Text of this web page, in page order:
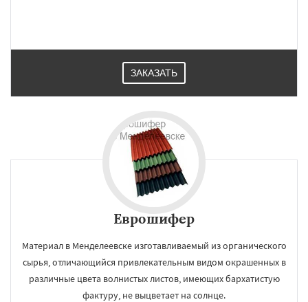
ЗАКАЗАТЬ
Еврошифер
Материал в Менделеевске изготавливаемый из органического
сырья, отличающийся привлекательным видом окрашенных в
различные цвета волнистых листов, имеющих бархатистую
фактуру, не выцветает на солнце.